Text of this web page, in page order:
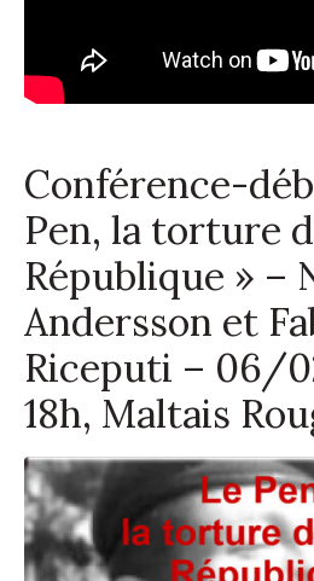
Conférence-
Pen, la torture
République » –
Andersson et
Riceputi – 06/
18h, Maltais